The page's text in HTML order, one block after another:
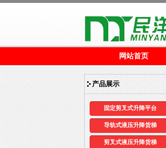
网站首页
产品展示
固定剪叉式升降平台
导轨式液压升降货梯
剪叉式液压升降货梯